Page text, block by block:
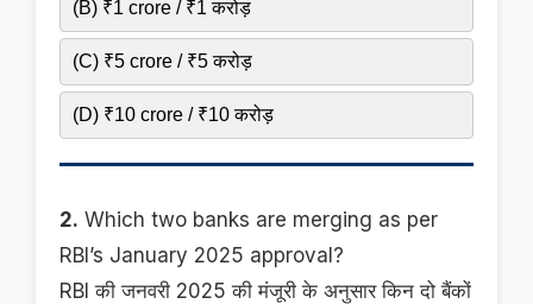
(B) ₹1 crore / ₹1 करोड़
(C) ₹5 crore / ₹5 करोड़
(D) ₹10 crore / ₹10 करोड़
2. Which two banks are merging as per
RBI’s January 2025 approval?
RBI की जनवरी 2025 की मंजूरी के अनुसार किन दो बैंकों